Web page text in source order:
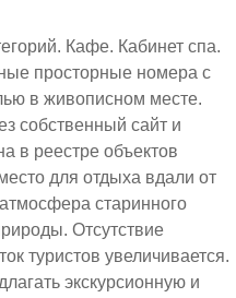
Кафе. Кабинет спа.
просторные номера с
в живописном месте.
собственный сайт и
в реестре объектов
для отдыха вдали от
старинного
Отсутствие
туристов увеличивается.
экскурсионную и